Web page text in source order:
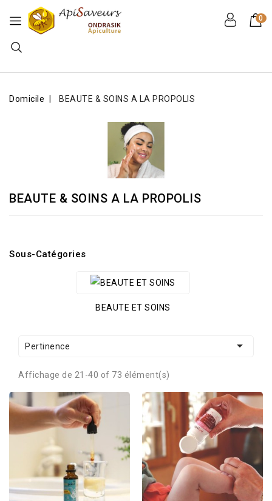
0
Domicile BEAUTE & SOINS A LA PROPOLIS
BEAUTE & SOINS A LA PROPOLIS
Sous-Catégories
BEAUTE ET SOINS
Pertinence 
Affichage de 21-40 of 73 élément(s)